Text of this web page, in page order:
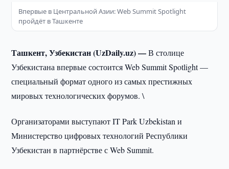
Впервые в Центральной Азии: Web Summit Spotlight
пройдёт в Ташкенте
Ташкент, Узбекистан (UzDaily.uz) —В столице
Узбекистана впервые состоится Web Summit Spotlight —
специальный формат одного из самых престижных
мировых технологических форумов. \
Организаторами выступают IT Park Uzbekistan и
Министерство цифровых технологий Республики
Узбекистан в партнёрстве с Web Summit.